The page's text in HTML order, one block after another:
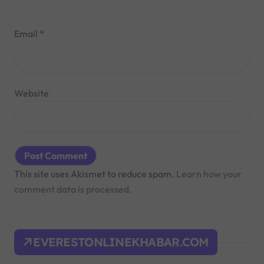
Email *
Website
This site uses Akismet to reduce spam. Learn how your
comment data is processed.
EVERESTONLINEKHABAR.COM